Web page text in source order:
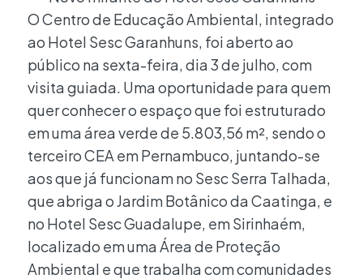
O Centro de Educação Ambiental, integrado
ao Hotel Sesc Garanhuns, foi aberto ao
público na sexta-feira, dia 3 de julho, com
visita guiada. Uma oportunidade para quem
quer conhecer o espaço que foi estruturado
em uma área verde de 5.803,56 m², sendo o
terceiro CEA em Pernambuco, juntando-se
aos que já funcionam no Sesc Serra Talhada,
que abriga o Jardim Botânico da Caatinga, e
no Hotel Sesc Guadalupe, em Sirinhaém,
localizado em uma Área de Proteção
Ambiental e que trabalha com comunidades